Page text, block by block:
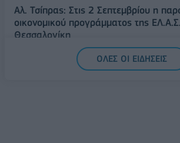
Αλ. Τσίπρας: Στις 2 Σεπτεμβρίου η
οικονομικού προγράμματος της
Θεσσαλονίκη
ΠΟΛΙΤΙΚΗ
Κορυφώνεται η έξοδος του
ΟΛΕΣ ΟΙ ΕΙΔΗΣΕΙΣ